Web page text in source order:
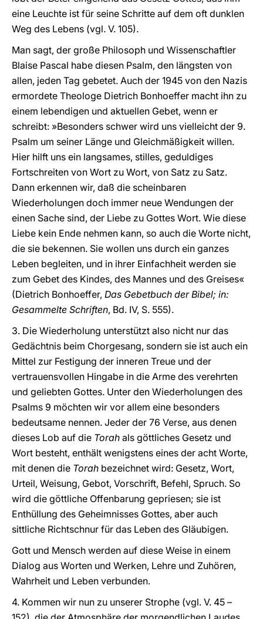
eine Leuchte ist für seine Schritte auf dem oft dunklen
Weg des Lebens (vgl. V. 105).
Man sagt, der große Philosoph und Wissenschaftler
Blaise Pascal habe diesen Psalm, den längsten von
allen, jeden Tag gebetet. Auch der 1945 von den Nazis
ermordete Theologe Dietrich Bonhoeffer macht ihn zu
einem lebendigen und aktuellen Gebet, wenn er
schreibt: »Besonders schwer wird uns vielleicht der 9.
Psalm um seiner Länge und Gleichmäßigkeit willen.
Hier hilft uns ein langsames, stilles, geduldiges
Fortschreiten von Wort zu Wort, von Satz zu Satz.
Dann erkennen wir, daß die scheinbaren
Wiederholungen doch immer neue Wendungen der
einen Sache sind, der Liebe zu Gottes Wort. Wie diese
Liebe kein Ende nehmen kann, so auch die Worte nicht,
die sie bekennen. Sie wollen uns durch ein ganzes
Leben begleiten, und in ihrer Einfachheit werden sie
zum Gebet des Kindes, des Mannes und des Greises«
(Dietrich Bonhoeffer, Das Gebetbuch der Bibel; in:
Gesammelte Schriften, Bd. IV, S. 555).
3. Die Wiederholung unterstützt also nicht nur das
Gedächtnis beim Chorgesang, sondern sie ist auch ein
Mittel zur Festigung der inneren Treue und der
vertrauensvollen Hingabe in die Arme des verehrten
und geliebten Gottes. Unter den Wiederholungen des
Psalms 9 möchten wir vor allem eine besonders
bedeutsame nennen. Jeder der 76 Verse, aus denen
dieses Lob auf die Torah als göttliches Gesetz und
Wort besteht, enthält wenigstens eines der acht Worte,
mit denen die Torah bezeichnet wird: Gesetz, Wort,
Urteil, Weisung, Gebot, Vorschrift, Befehl, Spruch. So
wird die göttliche Offenbarung gepriesen; sie ist
Enthüllung des Geheimnisses Gottes, aber auch
sittliche Richtschnur für das Leben des Gläubigen.
Gott und Mensch werden auf diese Weise in einem
Dialog aus Worten und Werken, Lehre und Zuhören,
Wahrheit und Leben verbunden.
4. Kommen wir nun zu unserer Strophe (vgl. V. 45 –